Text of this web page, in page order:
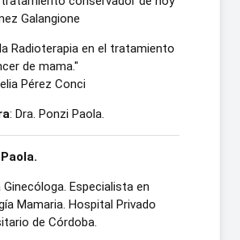
Galangione
Radioterapia en el tratamiento
de mama."
Pérez Conci
: Dra. Ponzi Paola.
Ginecóloga. Especialista en
Mamaria. Hospital Privado
de Córdoba.